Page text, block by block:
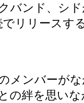
バンド、シ
でリリースす
メンバーが
の絆を思い